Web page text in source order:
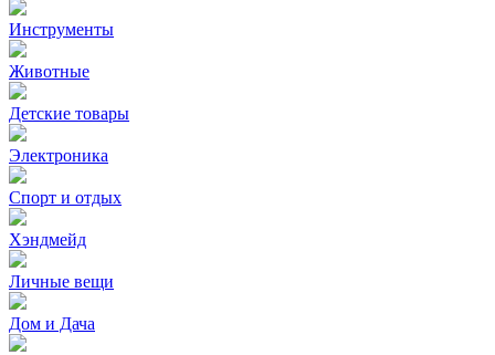
Инструменты
Животные
Детские товары
Электроника
Спорт и отдых
Хэндмейд
Личные вещи
Дом и Дача